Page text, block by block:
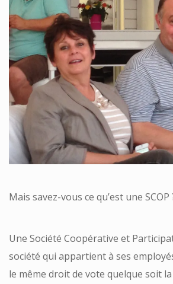
Mais savez-vous ce qu’est une SCOP
Une Société Coopérative et
société qui appartient à ses
le même droit de vote quelque soit